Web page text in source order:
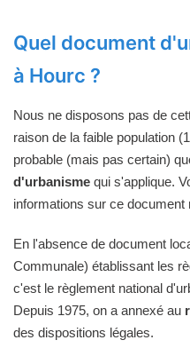
Quel document
à Hourc ?
Nous ne disposons pas de
raison de la faible population
probable (mais pas certain)
d'urbanisme qui s'applique.
informations sur ce document
En l'absence de document
Communale) établissant les
c'est le règlement national
Depuis 1975, on a annexé au
des dispositions légales.